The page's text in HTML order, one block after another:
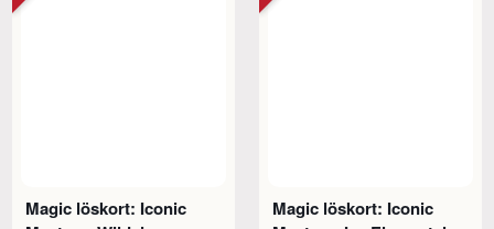
Magic löskort: Iconic
Magic löskort: Iconic